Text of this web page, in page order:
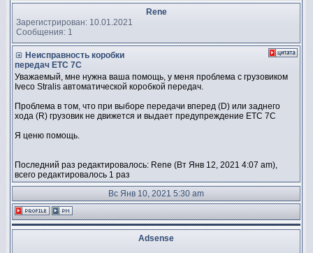
Rene
Зарегистрирован: 10.01.2021
Сообщения: 1
Неисправность коробки
передач ETC 7C
Уважаемый, мне нужна ваша помощь, у меня проблема с грузовиком
Iveco Stralis автоматической коробкой передач.
Проблема в том, что при выборе передачи вперед (D) или заднего
хода (R) грузовик не движется и выдает предупреждение ETC 7C
Я ценю помощь.
Последний раз редактировалось: Rene (Вт Янв 12, 2021 4:07 am),
всего редактировалось 1 раз
Вс Янв 10, 2021 5:30 am
Adsense